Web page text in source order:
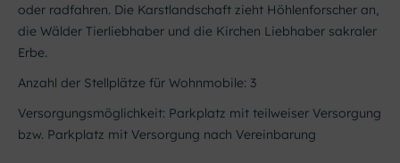
oder radfahren. Die Karstlandschaft zieht Höhlenforscher an,
die Wälder Tierliebhaber und die Kirchen Liebhaber sakraler
Erbe.
Anzahl der Stellplätze für Wohnmobile: 3
Versorgungsmöglichkeit: Parkplatz mit teilweiser Versorgung
bzw. Parkplatz mit Versorgung nach Vereinbarung